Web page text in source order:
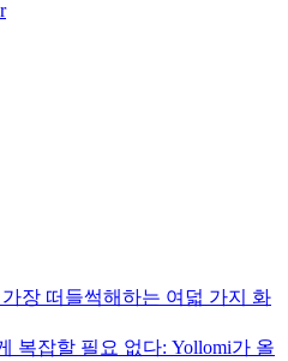
가장 떠들썩해하는 여덟 가지 화
복잡할 필요 없다: Yollomi가 올